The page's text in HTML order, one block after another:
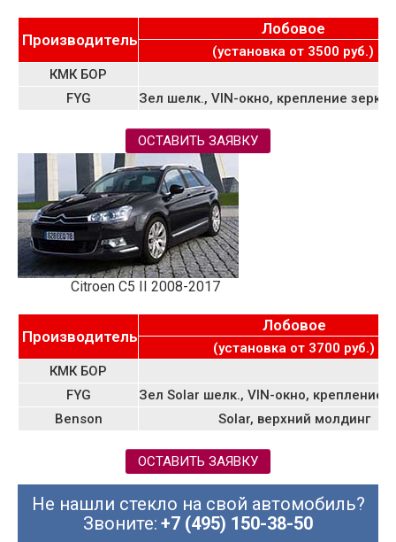
Производитель
Лобовое
(установка от 3500 руб.)
КМК БОР
FYG
Зел шелк., VIN-окно, крепление зерк.,
ОСТАВИТЬ ЗАЯВКУ
Citroen C5 II 2008-2017
Производитель
Лобовое
(установка от 3700 руб.)
КМК БОР
FYG
Зел Solar шелк., VIN-окно, крепление
Benson
Solar, верхний молдинг
ОСТАВИТЬ ЗАЯВКУ
Не нашли стекло на свой автомобиль?
Звоните: +7 (495) 150-38-50